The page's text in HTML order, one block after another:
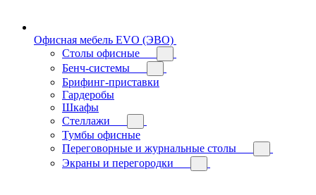
Офисная мебель EVO (ЭВО)
Cтолы офисные
Бенч-системы
Брифинг-приставки
Гардеробы
Шкафы
Стеллажи
Тумбы офисные
Переговорные и журнальные столы
Экраны и перегородки